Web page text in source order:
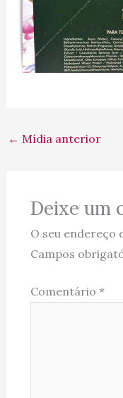
← Mídia anterior
Deixe um
O seu endereço
Campos
Comentário *